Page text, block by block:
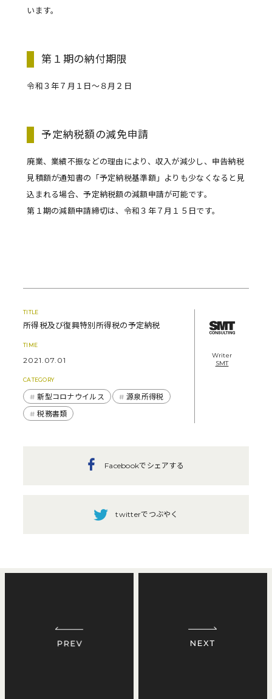
います。
第１期の納付期限
令和３年７月１日～８月２日
予定納税額の減免申請
廃業、業績不振などの理由により、収入が減少し、申告納税
見積額が通知書の「予定納税基準額」よりも少なくなると見
込まれる場合、予定納税額の減額申請が可能です。
第１期の減額申請締切は、令和３年７月１５日です。
TITLE
所得税及び復興特別所得税の予定納税
TIME
2021.07.01
CATEGORY
新型コロナウイルス
源泉所得税
税務書類
Writer
SMT
Facebookでシェアする
twitterでつぶやく